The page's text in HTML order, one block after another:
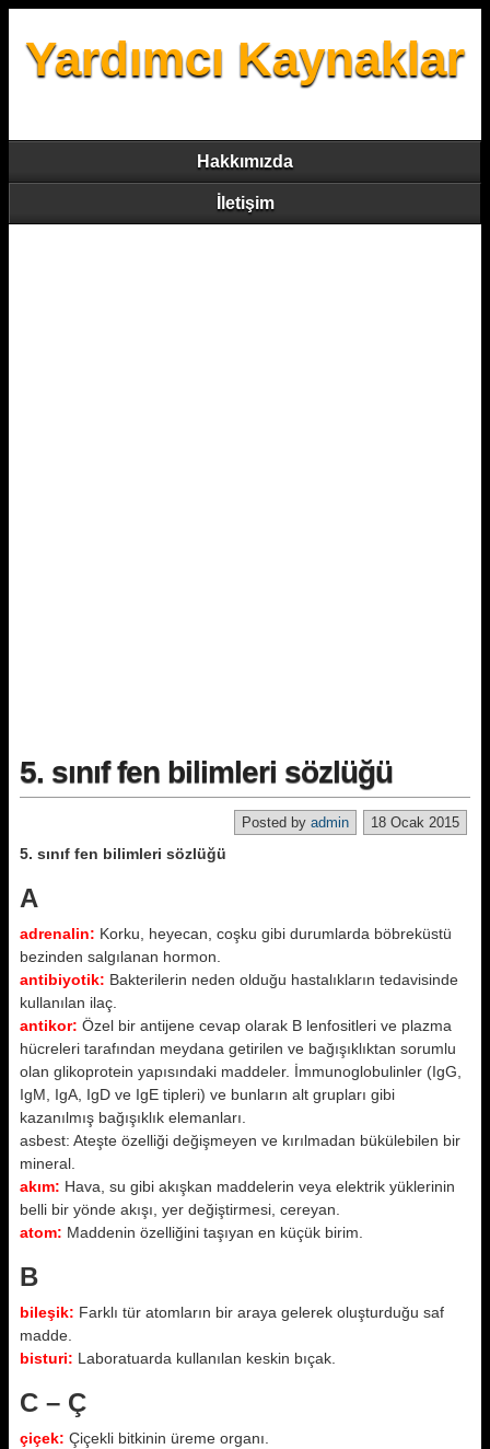
Yardımcı Kaynaklar
Hakkımızda
İletişim
5. sınıf fen bilimleri sözlüğü
18 Ocak 2015
Posted by admin
5. sınıf fen bilimleri sözlüğü
A
adrenalin: Korku, heyecan, coşku gibi durumlarda böbreküstü
bezinden salgılanan hormon.
antibiyotik: Bakterilerin neden olduğu hastalıkların tedavisinde
kullanılan ilaç.
antikor: Özel bir antijene cevap olarak B lenfositleri ve plazma
hücreleri tarafından meydana getirilen ve bağışıklıktan sorumlu
olan glikoprotein yapısındaki maddeler. İmmunoglobulinler (IgG,
IgM, IgA, IgD ve IgE tipleri) ve bunların alt grupları gibi
kazanılmış bağışıklık elemanları.
asbest: Ateşte özelliği değişmeyen ve kırılmadan bükülebilen bir
mineral.
akım: Hava, su gibi akışkan maddelerin veya elektrik yüklerinin
belli bir yönde akışı, yer değiştirmesi, cereyan.
atom: Maddenin özelliğini taşıyan en küçük birim.
B
bileşik: Farklı tür atomların bir araya gelerek oluşturduğu saf
madde.
bisturi: Laboratuarda kullanılan keskin bıçak.
C – Ç
çiçek: Çiçekli bitkinin üreme organı.